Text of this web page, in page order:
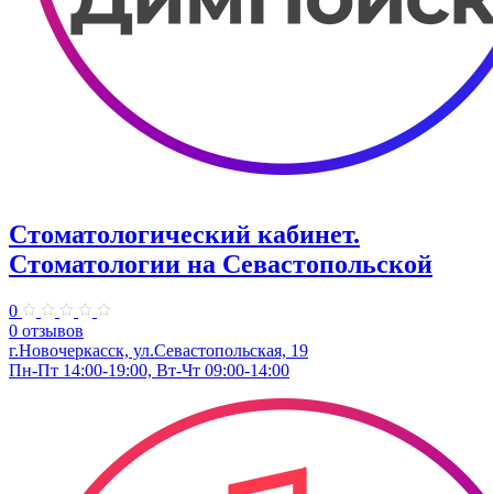
Стоматологический кабинет.
Стоматологии на Севастопольской
0
0 отзывов
г.Новочеркасск, ул.Севастопольская, 19
Пн-Пт 14:00-19:00, Вт-Чт 09:00-14:00